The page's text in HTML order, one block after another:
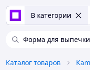
В категории
Форма для
Каталог товаров